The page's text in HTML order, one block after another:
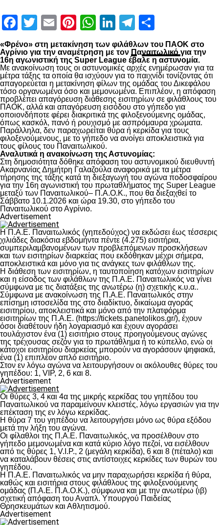
Facebook
Twitter
EmailPinterest
WhatsApp
LinkedIn
Telegram
«Φρένο» στη μετακίνηση των φιλάθλων του ΠΑΟΚ στο
Αγρίνιο για την αναμέτρηση με τον Παναιτωλικό για την
16η αγωνιστική της Super League έβαλε η αστυνομία.
Με ανακοίνωση τους οι αστυνομικές αρχές ενημέρωσαν για τα
μέτρα τάξης τα οποία θα ισχύουν για το παιχνίδι τονίζοντας ότι
απαγορεύεται η μετακίνηση φίλων της ομάδας του Δικεφάλου
τόσο οργανωμένα όσο και μεμονωμένα. Επιπλέον, η απόφαση
προβλέπει απαγόρευση διάθεσης εισιτηρίων σε φιλάθλους του
ΠΑΟΚ, αλλά και απαγόρευση εισόδου στο γήπεδο για
οποιονδήποτε φέρει διακριτικά της φιλοξενούμενης ομάδας,
όπως κασκόλ, πανό ή ρουχισμό με ασπρόμαυρα χρώματα.
Παράλληλα, δεν παραχωρείται θύρα ή κερκίδα για τους
φιλοξενούμενους, με το γήπεδο να ανοίγει αποκλειστικά για
τους φίλους του Παναιτωλικού.
Αναλυτικά η ανακοίνωση της Αστυνομίας:
Στη δημοσιότητα δόθηκε απόφαση του αστυνομικού διευθυντή
Ακαρνανίας Δημήτρη Γαλαζούλα αναφορικά με τα μέτρα
τήρησης της τάξης κατά τη διεξαγωγή του αγώνα ποδοσφαίρου
για την 16η αγωνιστική του πρωταθλήματος της Super League
μεταξύ των Παναιτωλικoύ– Π.Α.Ο.Κ., που θα διεξαχθεί το
Σάββατο 10.1.2026 και ώρα 19.30, στο γήπεδο του
Παναιτωλικού στο Αγρίνιο.
Advertisement
Η Π.Α.Ε. Παναιτωλικός (γηπεδούχος) να εκδώσει έως τέσσερις
χιλιάδες διακόσια εβδομήντα πέντε (4.275) εισιτήρια,
συμπεριλαμβανομένων των προβλεπόμενων προσκλήσεων
και των εισιτηρίων διαρκείας που εκδόθηκαν μέχρι σήμερα,
αποκλειστικά και μόνο για τις ανάγκες των φιλάθλων της.
Η διάθεση των εισιτηρίων, η ταυτοποίηση κατόχων εισιτηρίων
και η είσοδος των φιλάθλων της Π.Α.Ε. Παναιτωλικός να γίνει
σύμφωνα με τις διατάξεις της ανωτέρω (η) σχετικής κ.υ.α..
Σύμφωνα με ανακοίνωση της Π.Α.Ε. Παναιτωλικός στην
επίσημη ιστοσελίδα της στο διαδίκτυο, δικαίωμα αγοράς
εισιτηρίου, αποκλειστικά και μόνο από την πλατφόρμα
εισιτηρίων της Π.Α.Ε. (https://tickets.panetolikos.gr/), έχουν
όσοι διαθέτουν ήδη λογαριασμό και έχουν αγοράσει
τουλάχιστον ένα (1) εισιτήριο στους προηγούμενους αγώνες
της τρέχουσας σεζόν για το πρωτάθλημα ή το κύπελλο, ενώ οι
κάτοχοι εισιτηρίου διαρκείας μπορούν να αγοράσουν ψηφιακά,
ένα (1) επιπλέον απλό εισιτήριο.
Στον εν λόγω αγώνα να λειτουργήσουν οι ακόλουθες θύρες του
γηπέδου: 1, VIP, 2, 6 και 8.
Advertisement
Οι θύρες 3, 4 και 4α της μικρής κερκίδας του γηπέδου του
Παναιτωλικού να παραμείνουν κλειστές, λόγω εργασιών για την
επέκταση της εν λόγω κερκίδας.
Η θύρα 7 του γηπέδου να λειτουργήσει μόνο ως θύρα εξόδου
μετά την λήξη του αγώνα.
Οι φίλαθλοι της Π.Α.Ε. Παναιτωλικός, να προσέλθουν στο
γήπεδο μεμονωμένα και κατά κύριο λόγο πεζοί, να εισέλθουν
από τις θύρες 1, V.I.P., 2 (μεγάλη κερκίδα), 6 και 8 (πέταλο) και
να καταλάβουν θέσεις στις αντίστοιχες κερκίδες των θυρών του
γηπέδου.
Η Π.Α.Ε. Παναιτωλικός να μην παραχωρήσει κερκίδα ή θύρα,
καθώς και εισιτήρια στους φιλάθλους της φιλοξενούμενης
ομάδας (Π.Α.Ε. Π.Α.Ο.Κ.), σύμφωνα και με την ανωτέρω (ιβ)
σχετική απόφαση του Αναπλ. Υπουργού Παιδείας
Θρησκευμάτων και Αθλητισμού.
Advertisement